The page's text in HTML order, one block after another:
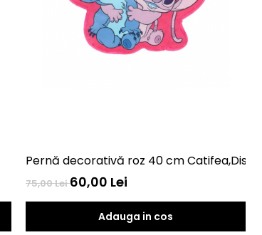
Pernă decorativă roz 40 cm
75,00 Lei60,00 Lei
Adauga in cos